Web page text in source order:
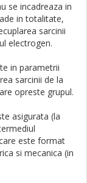
se incadreaza in
in totalitate,
sarcinii
electrogen.
in parametrii
sarcinii de la
opreste grupul.
asigurata (la
este format
si mecanica (in